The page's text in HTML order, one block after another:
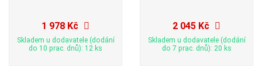
1 978 Kč
Skladem u dodavatele (dodání
do 10 prac. dnů): 12 ks
2 045 Kč
Skladem u dodavatele (dodání
do 7 prac. dnů): 20 ks